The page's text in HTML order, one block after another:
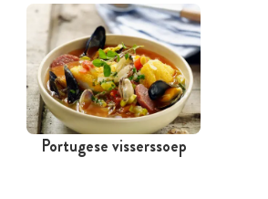
Portugese visserssoep